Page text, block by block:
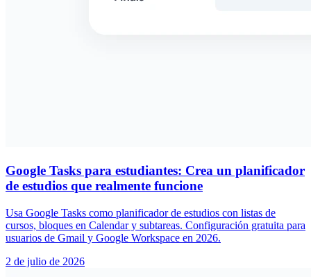
Google Tasks para estudiantes: Crea un planificador
de estudios que realmente funcione
Usa Google Tasks como planificador de estudios con listas de
cursos, bloques en Calendar y subtareas. Configuración gratuita para
usuarios de Gmail y Google Workspace en 2026.
2 de julio de 2026